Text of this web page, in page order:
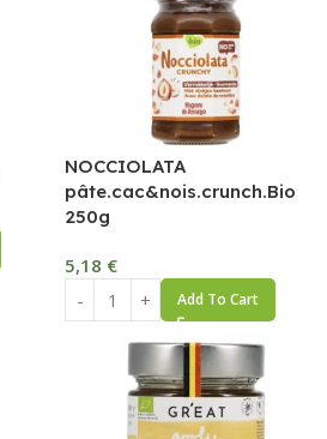
NOCCIOLATA
pâte.cac&nois.crunch.Bio
250g
5,18 €
Add To Cart